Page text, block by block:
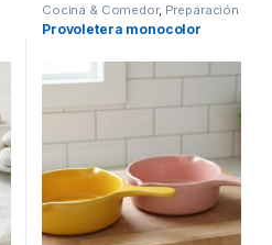
Cocina & Comedor, Preparación
& Cocción Sartenes
Provoletera monocolor